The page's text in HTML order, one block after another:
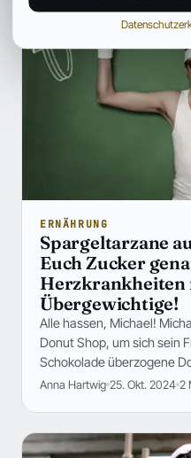
ERNÄHRUNG
Spargeltarzane
Euch Zucker
Herzkrankheiten
Übergewichtige!
Alle hassen, Michael!
Donut Shop, um sich sein
Schokolade überzogene
Anna Hartwig 25. Okt. 2024 2